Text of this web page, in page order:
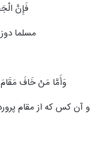
فَإِنَّ
مسلما
وَأَمَّا مَنْ خَافَ مَقَامَ
و آن کس که از مقام